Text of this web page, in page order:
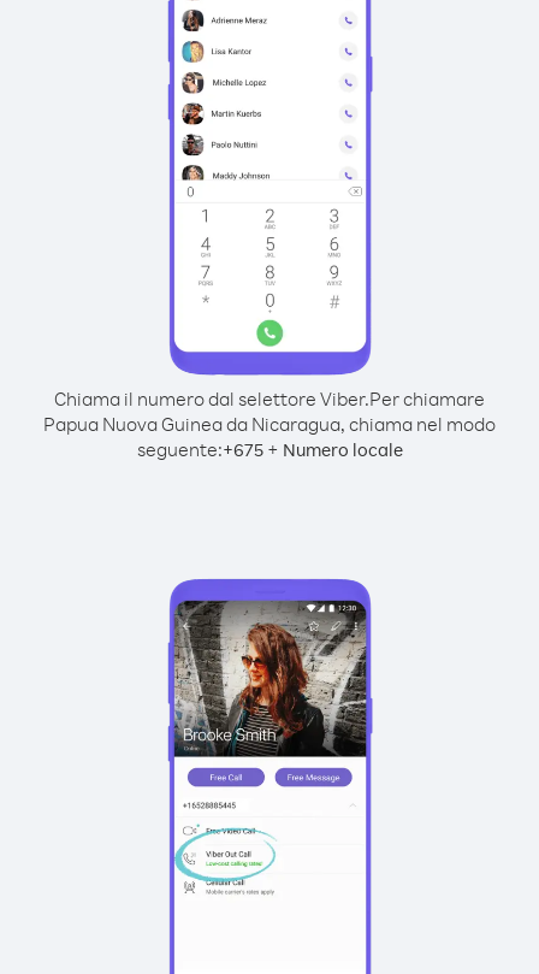
Chiama il numero dal selettore Viber.Per chiamare
Papua Nuova Guinea da Nicaragua, chiama nel modo
seguente:+675+ Numero locale